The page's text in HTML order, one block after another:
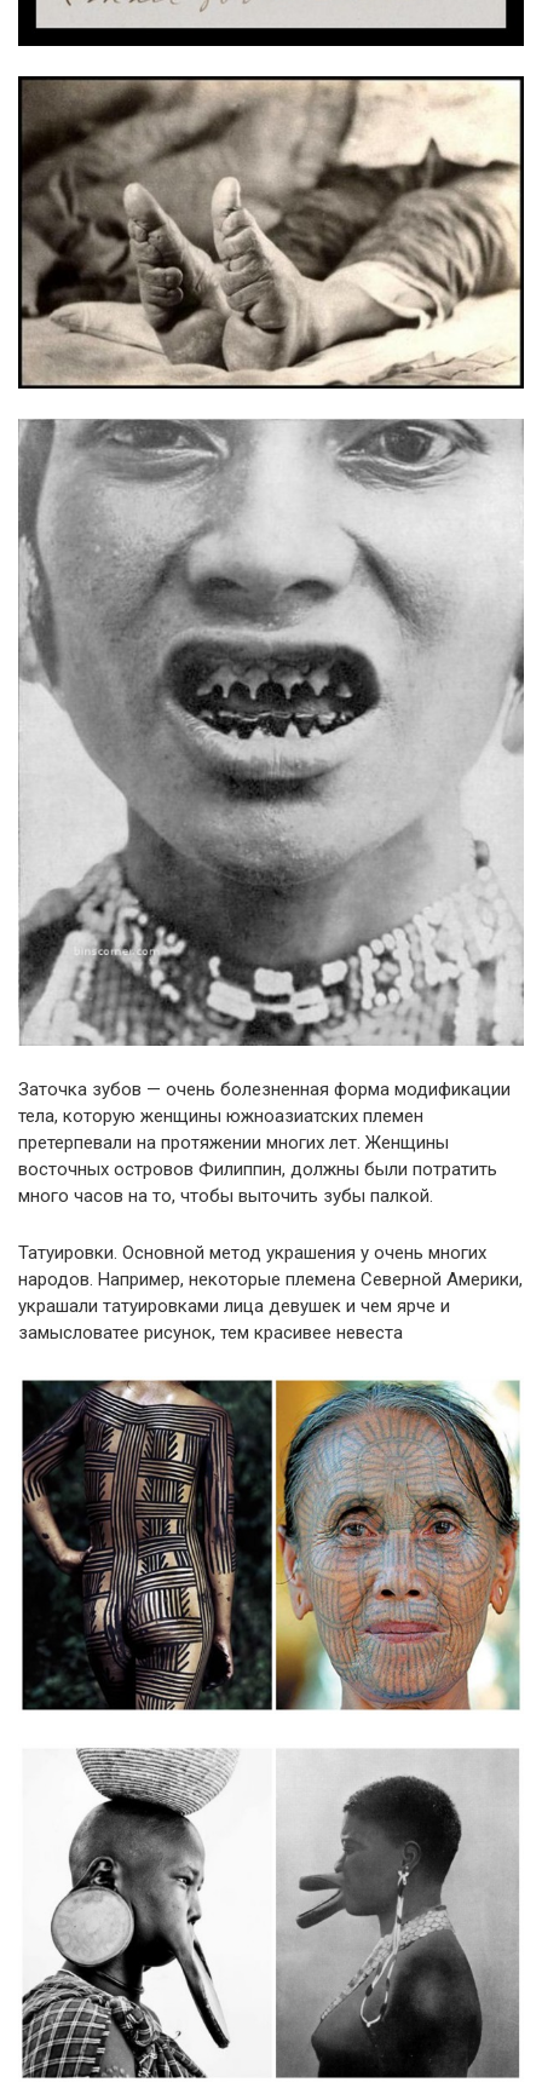
Заточка зубов — очень болезненная форма модификации
тела, которую женщины южноазиатских племен
претерпевали на протяжении многих лет. Женщины
восточных островов Филиппин, должны были потратить
много часов на то, чтобы выточить зубы палкой.
Татуировки. Основной метод украшения у очень многих
народов. Например, некоторые племена Северной Америки,
украшали татуировками лица девушек и чем ярче и
замысловатее рисунок, тем красивее невеста